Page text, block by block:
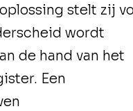
stelt zij
wordt
de hand van het
Een